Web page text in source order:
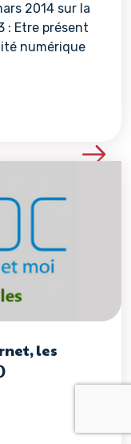
2014 sur la
: Etre présent
numérique
les détails de la
les